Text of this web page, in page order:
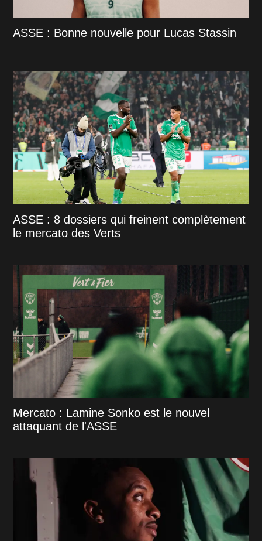
ASSE : Bonne nouvelle pour Lucas Stassin
ASSE : 8 dossiers qui freinent complètement
le mercato des Verts
Mercato : Lamine Sonko est le nouvel
attaquant de l'ASSE